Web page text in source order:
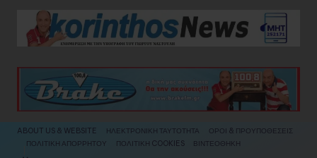
ABOUT US & WEBSITE ΗΛΕΚΤΡΟΝΙΚΗ ΤΑΥΤΟΤΗΤΑ
ΟΡΟΙ & ΠΡΟΥΠΟΘΕΣΕΙΣ
ΠΟΛΙΤΙΚΗ ΑΠΟΡΡΗΤΟΥ
ΠΟΛΙΤΙΚΗ COOKIES ΒΙΝΤΕΟΘΗΚΗ